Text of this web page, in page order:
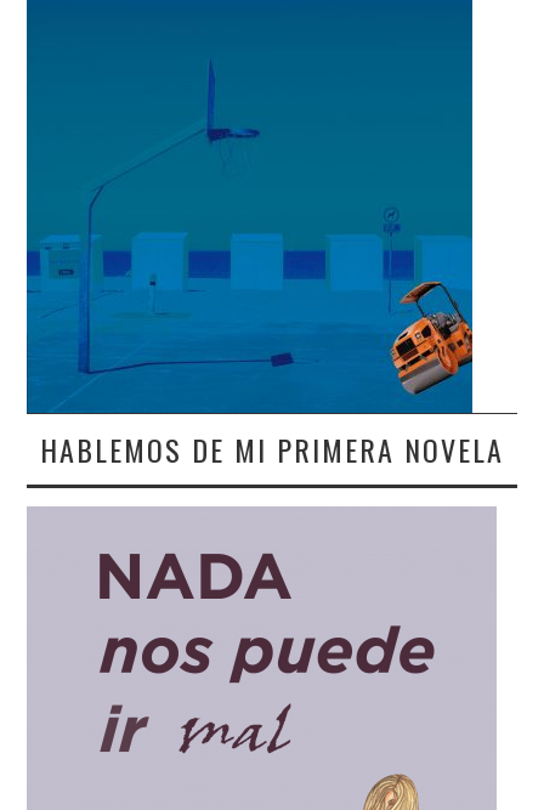
HABLEMOS DE MI PRIMERA NOVELA